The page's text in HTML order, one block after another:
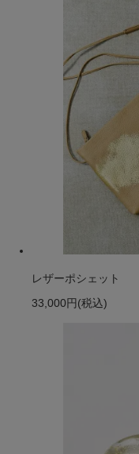
レザーポシェット
33,000円 (税込)